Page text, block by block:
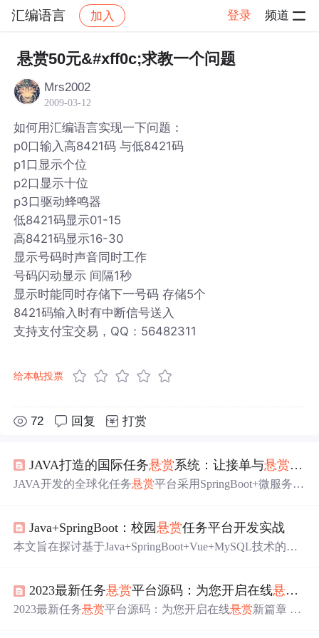
汇编语言 加入 登录 频道
社区 汇编语言 帖子详情
悬赏50元&#xff0c;求教一个问题
Mrs2002
2009-03-12
如何用汇编语言实现一下问题：
p0口输入高8421码 与低8421码
p1口显示个位
p2口显示十位
p3口驱动蜂鸣器
低8421码显示01-15
高8421码显示16-30
显示号码时声音同时工作
号码闪动显示 间隔1秒
显示时能同时存储下一号码 存储5个
8421码输入时有中断信号送入
支持支付宝交易，QQ：56482311
给本帖投票
72 回复 打赏
JAVA打造的国际任务悬赏系统：让接单与悬赏无缝
JAVA开发的全球化任务悬赏平台采用SpringBoot+微服务架
托管，集成12种语言和时区适配，支持家政、电商等本地
化场景。通过AI推荐提升40%接单率，社交裂变转化超2
安全高效的跨国任务生态。
Java+SpringBoot：校园悬赏任务平台开发实战
本文旨在探讨基于Java+SpringBoot+Vue+MySQL技术的校
端搭建稳定基础，SpringBoot简化开发过程，Vue前端提供
流畅的用户体验，MySQL数据库确保数据安全与高效管
2023最新任务悬赏平台源码：为您开启在线悬赏
2023最新任务悬赏平台源码：为您开启在线悬赏新篇章 去